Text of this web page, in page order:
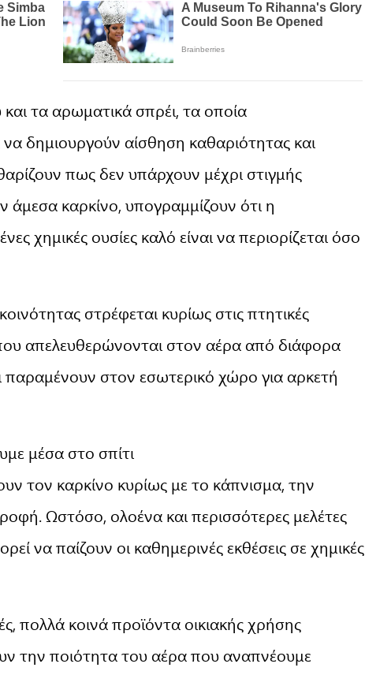
τα αρωματικά σπρέι, τα οποία
δημιουργούν αίσθηση καθαριότητας και
πως δεν υπάρχουν μέχρι στιγμής
άμεσα καρκίνο, υπογραμμίζουν ότι η
χημικές ουσίες καλό είναι να περιορίζεται όσο
στρέφεται κυρίως στις πτητικές
που απελευθερώνονται στον αέρα από διάφορα
στον εσωτερικό χώρο για αρκετή
μέσα στο σπίτι
τον καρκίνο κυρίως με το κάπνισμα, την
Ωστόσο, ολοένα και περισσότερες μελέτες
να παίζουν οι καθημερινές εκθέσεις σε χημικές
πολλά κοινά προϊόντα οικιακής χρήσης
την ποιότητα του αέρα που αναπνέουμε